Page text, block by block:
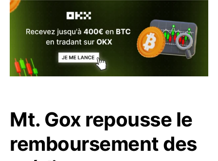
Mt. Gox repousse le
remboursement des